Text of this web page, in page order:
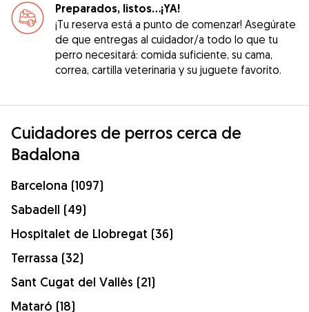
Preparados, listos...¡YA!
¡Tu reserva está a punto de comenzar! Asegúrate
de que entregas al cuidador/a todo lo que tu
perro necesitará: comida suficiente, su cama,
correa, cartilla veterinaria y su juguete favorito.
Cuidadores de perros cerca de
Badalona
Barcelona (1097)
Sabadell (49)
Hospitalet de Llobregat (36)
Terrassa (32)
Sant Cugat del Vallès (21)
Mataró (18)